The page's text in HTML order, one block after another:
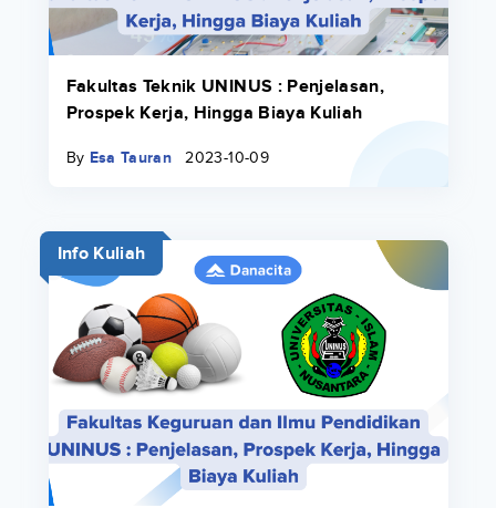
Fakultas Teknik UNINUS : Penjelasan,
Prospek Kerja, Hingga Biaya Kuliah
By Esa Tauran 2023-10-09
Info Kuliah